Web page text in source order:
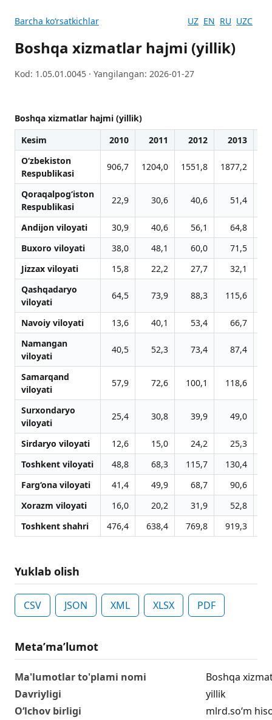
Barcha koʻrsatkichlar UZ EN RU UZC
Boshqa xizmatlar hajmi (yillik)
Kod: 1.05.01.0045 · Yangilangan: 2026-01-27
Boshqa xizmatlar hajmi (yillik)
Kesim
2010 2011 2012 2013
O‘zbekiston
Respublikasi
906,7 1204,0 1551,8 1877,2
Qoraqalpog‘iston
Respublikasi
22,9 30,6 40,6 51,4
Andijon viloyati 30,9 40,6 56,1 64,8
Buxoro viloyati
38,0 48,1 60,0 71,5
Jizzax viloyati
15,8 22,2 27,7 32,1
Qashqadaryo
viloyati
64,5 73,9 88,3 115,6
Navoiy viloyati 13,6 40,1 53,4 66,7
Namangan
viloyati
40,5 52,3 73,4 87,4
Samarqand
viloyati
57,9 72,6 100,1 118,6
Surxondaryo
viloyati
25,4 30,8 39,9 49,0
Sirdaryo viloyati 12,6 15,0 24,2 25,3
Toshkent viloyati
48,8 68,3 115,7 130,4
Farg‘ona viloyati
41,4 49,9 68,7 90,6
Xorazm viloyati
16,0 20,2 31,9 52,8
Toshkent shahri
476,4 638,4 769,8 919,3
Yuklab olish
CSV JSON XML XLSX PDF
Metaʼmaʼlumot
Ma'lumotlar to'plami nomi
Boshqa
Davriyligi
yillik
O‘lchov birligi
mlrd.so‘m